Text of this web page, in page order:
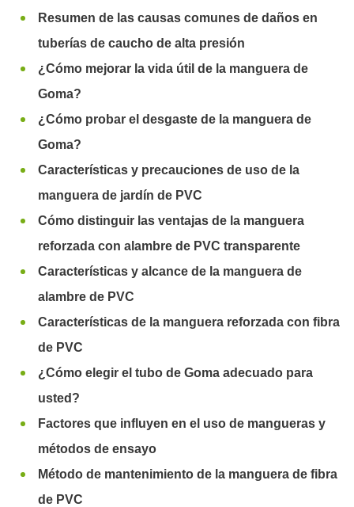
Resumen de las causas comunes de daños en
tuberías de caucho de alta presión
¿Cómo mejorar la vida útil de la manguera de
Goma?
¿Cómo probar el desgaste de la manguera de
Goma?
Características y precauciones de uso de la
manguera de jardín de PVC
Cómo distinguir las ventajas de la manguera
reforzada con alambre de PVC transparente
Características y alcance de la manguera de
alambre de PVC
Características de la manguera reforzada con fibra
de PVC
¿Cómo elegir el tubo de Goma adecuado para
usted?
Factores que influyen en el uso de mangueras y
métodos de ensayo
Método de mantenimiento de la manguera de fibra
de PVC